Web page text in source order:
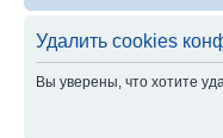
Удалить cookies
Вы уверены, что хотите